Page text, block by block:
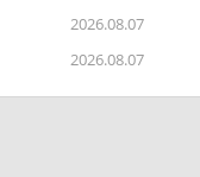
2026.08.07
2026.08.07